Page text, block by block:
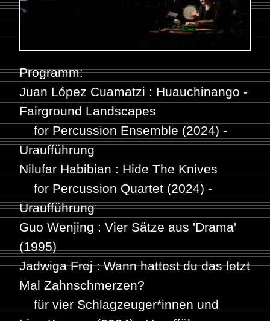
Programm:
Juan López Cuamatzi : Huauchinango -
Fairground Landscapes
for Percussion Ensemble (2024) -
Uraufführung
Nilufar Habibian : Hide The Knives
for Percussion Quartet (2024) -
Uraufführung
Guo Wenjing : Vier Sätze aus 'Drama'
(1995)
Jadwiga Frej : Wann hattest du das letzt
Mal Zahnschmerzen?
für vier Schlagzeuger*innen und